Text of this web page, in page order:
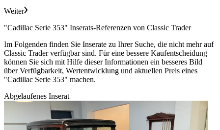
Weiter
"Cadillac Serie 353" Inserats-Referenzen von Classic Trader
Im Folgenden finden Sie Inserate zu Ihrer Suche, die nicht mehr auf
Classic Trader verfügbar sind. Für eine bessere Kaufentscheidung
können Sie sich mit Hilfe dieser Informationen ein besseres Bild
über Verfügbarkeit, Wertentwicklung und aktuellen Preis eines
"Cadillac Serie 353" machen.
Abgelaufenes Inserat